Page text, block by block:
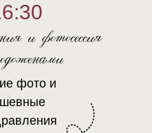
и фотосессия
фото и